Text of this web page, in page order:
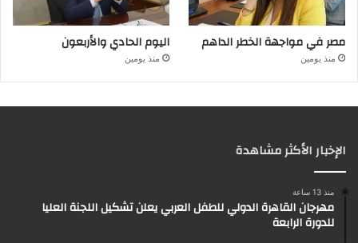
مصر في مواجهة الخطر الداهم
منذ يومين
اليوم الحادي والأربعون
منذ يومين
الإخبار الأكثر مشاهدة
منذ 13 ساعة
مهرجان القاهرة الدولي للطفل العربي يعلن تشكيل اللجنة العليا
للدورة الرابعة